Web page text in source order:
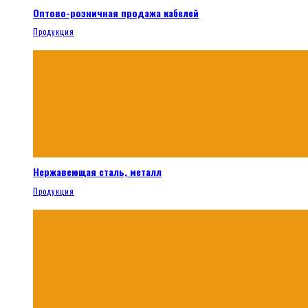
Оптово-розничная продажа кабелей
Продукция
Нержавеющая сталь, металл
Продукция